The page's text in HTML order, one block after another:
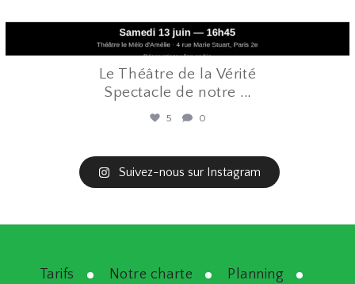
Le Théâtre de la Vérité
Spectacle de notre ...
5 0
Suivez-nous sur Instagram
Tarifs Notre charte Planning